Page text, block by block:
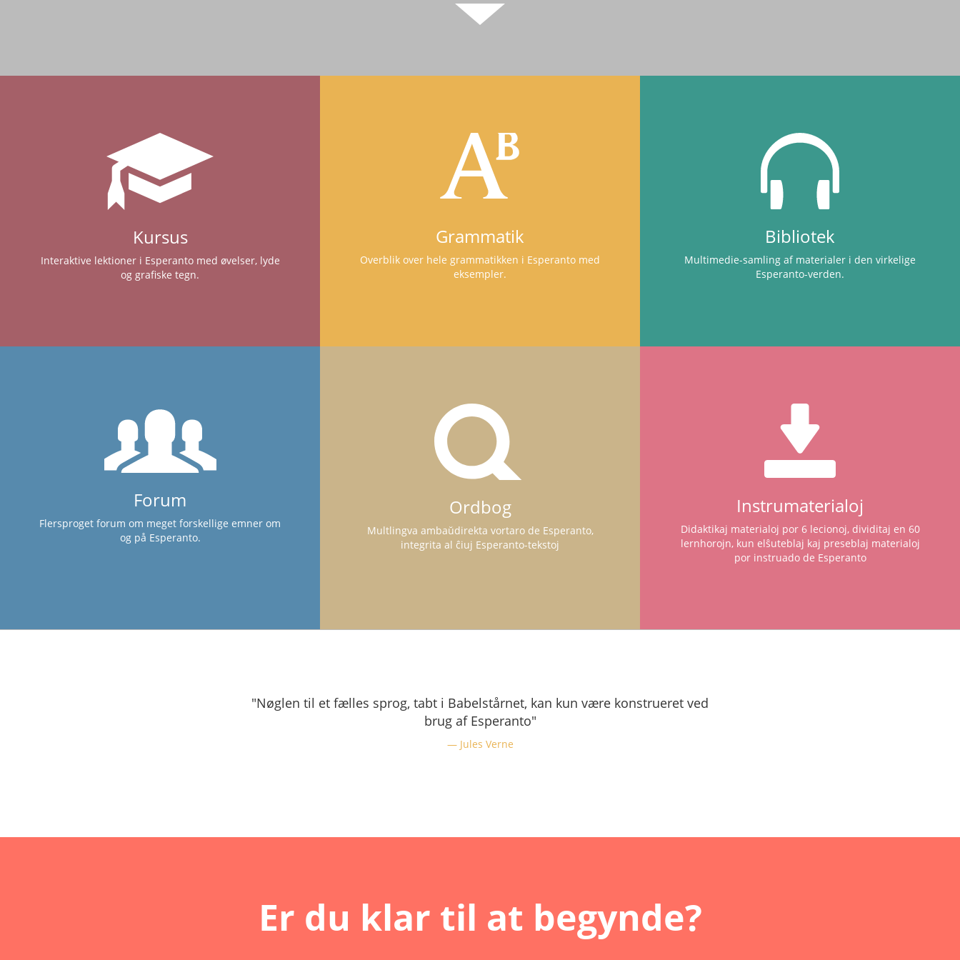
Kursus
Interaktive lektioner i Esperanto med øvelser, lyde
og grafiske tegn.
Grammatik
Overblik over hele grammatikken i Esperanto med
eksempler.
Bibliotek
Multimedie-samling af materialer i den virkelige
Esperanto-verden.
Forum
Flersproget forum om meget forskellige emner om
og på Esperanto.
Ordbog
Multlingva ambaŭdirekta vortaro de Esperanto,
integrita al ĉiuj Esperanto-tekstoj
Instrumaterialoj
Didaktikaj materialoj por 6 lecionoj, dividitaj en 60
lernhorojn, kun elŝuteblaj kaj preseblaj materialoj
por instruado de Esperanto
"Nøglen til et fælles sprog, tabt i Babelstårnet, kan kun være konstrueret ved
brug af Esperanto"
Jules Verne
Er du klar til at begynde?